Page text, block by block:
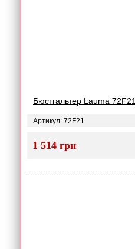
Бюстгальтер Lauma 72F21
Артикул: 72F21
1 514 грн